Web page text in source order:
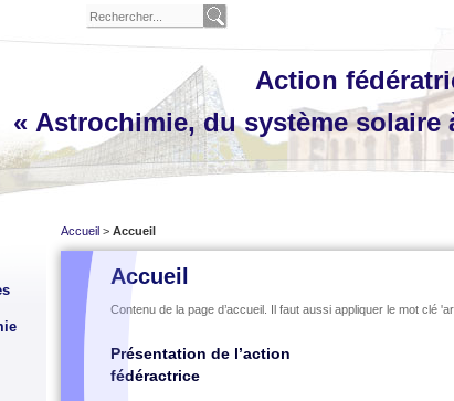
Action
« Astrochimie, du système solaire
Accueil > Accueil
Accueil
Contenu de la page d’accueil. Il faut aussi appliquer le mot clé
Présentation de l’action
fédéractrice